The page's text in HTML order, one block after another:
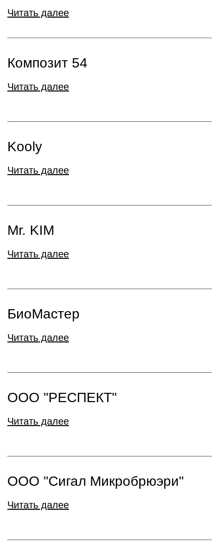
Читать далее
Композит 54
Читать далее
Kooly
Читать далее
Mr. KIM
Читать далее
БиоМастер
Читать далее
ООО "РЕСПЕКТ"
Читать далее
ООО "Сигал Микробрюэри"
Читать далее